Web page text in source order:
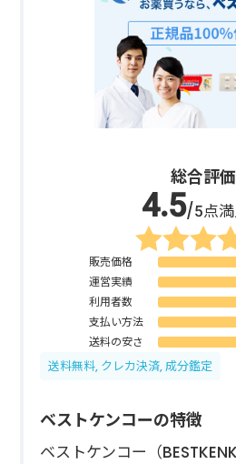
総合評価
/5点
販売価格
運営実績
利用者数
支払い方法
送料の安さ
送料無料, クレカ決済, 成分鑑定
ベストケンコーの特徴
ベストケンコー（